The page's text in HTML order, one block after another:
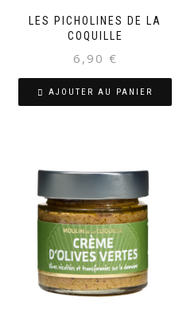
LES PICHOLINES DE LA
COQUILLE
6,90 €
AJOUTER AU PANIER